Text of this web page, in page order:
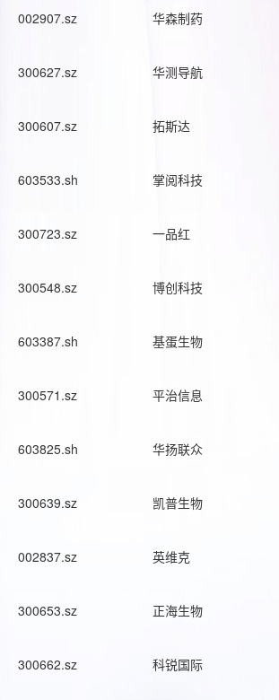
002907.sz 华森制药
300627.sz 华测导航
300607.sz 拓斯达
603533.sh 掌阅科技
300723.sz 一品红
300548.sz 博创科技
603387.sh 基蛋生物
300571.sz 平治信息
603825.sh 华扬联众
300639.sz 凯普生物
002837.sz 英维克
300653.sz 正海生物
300662.sz 科锐国际